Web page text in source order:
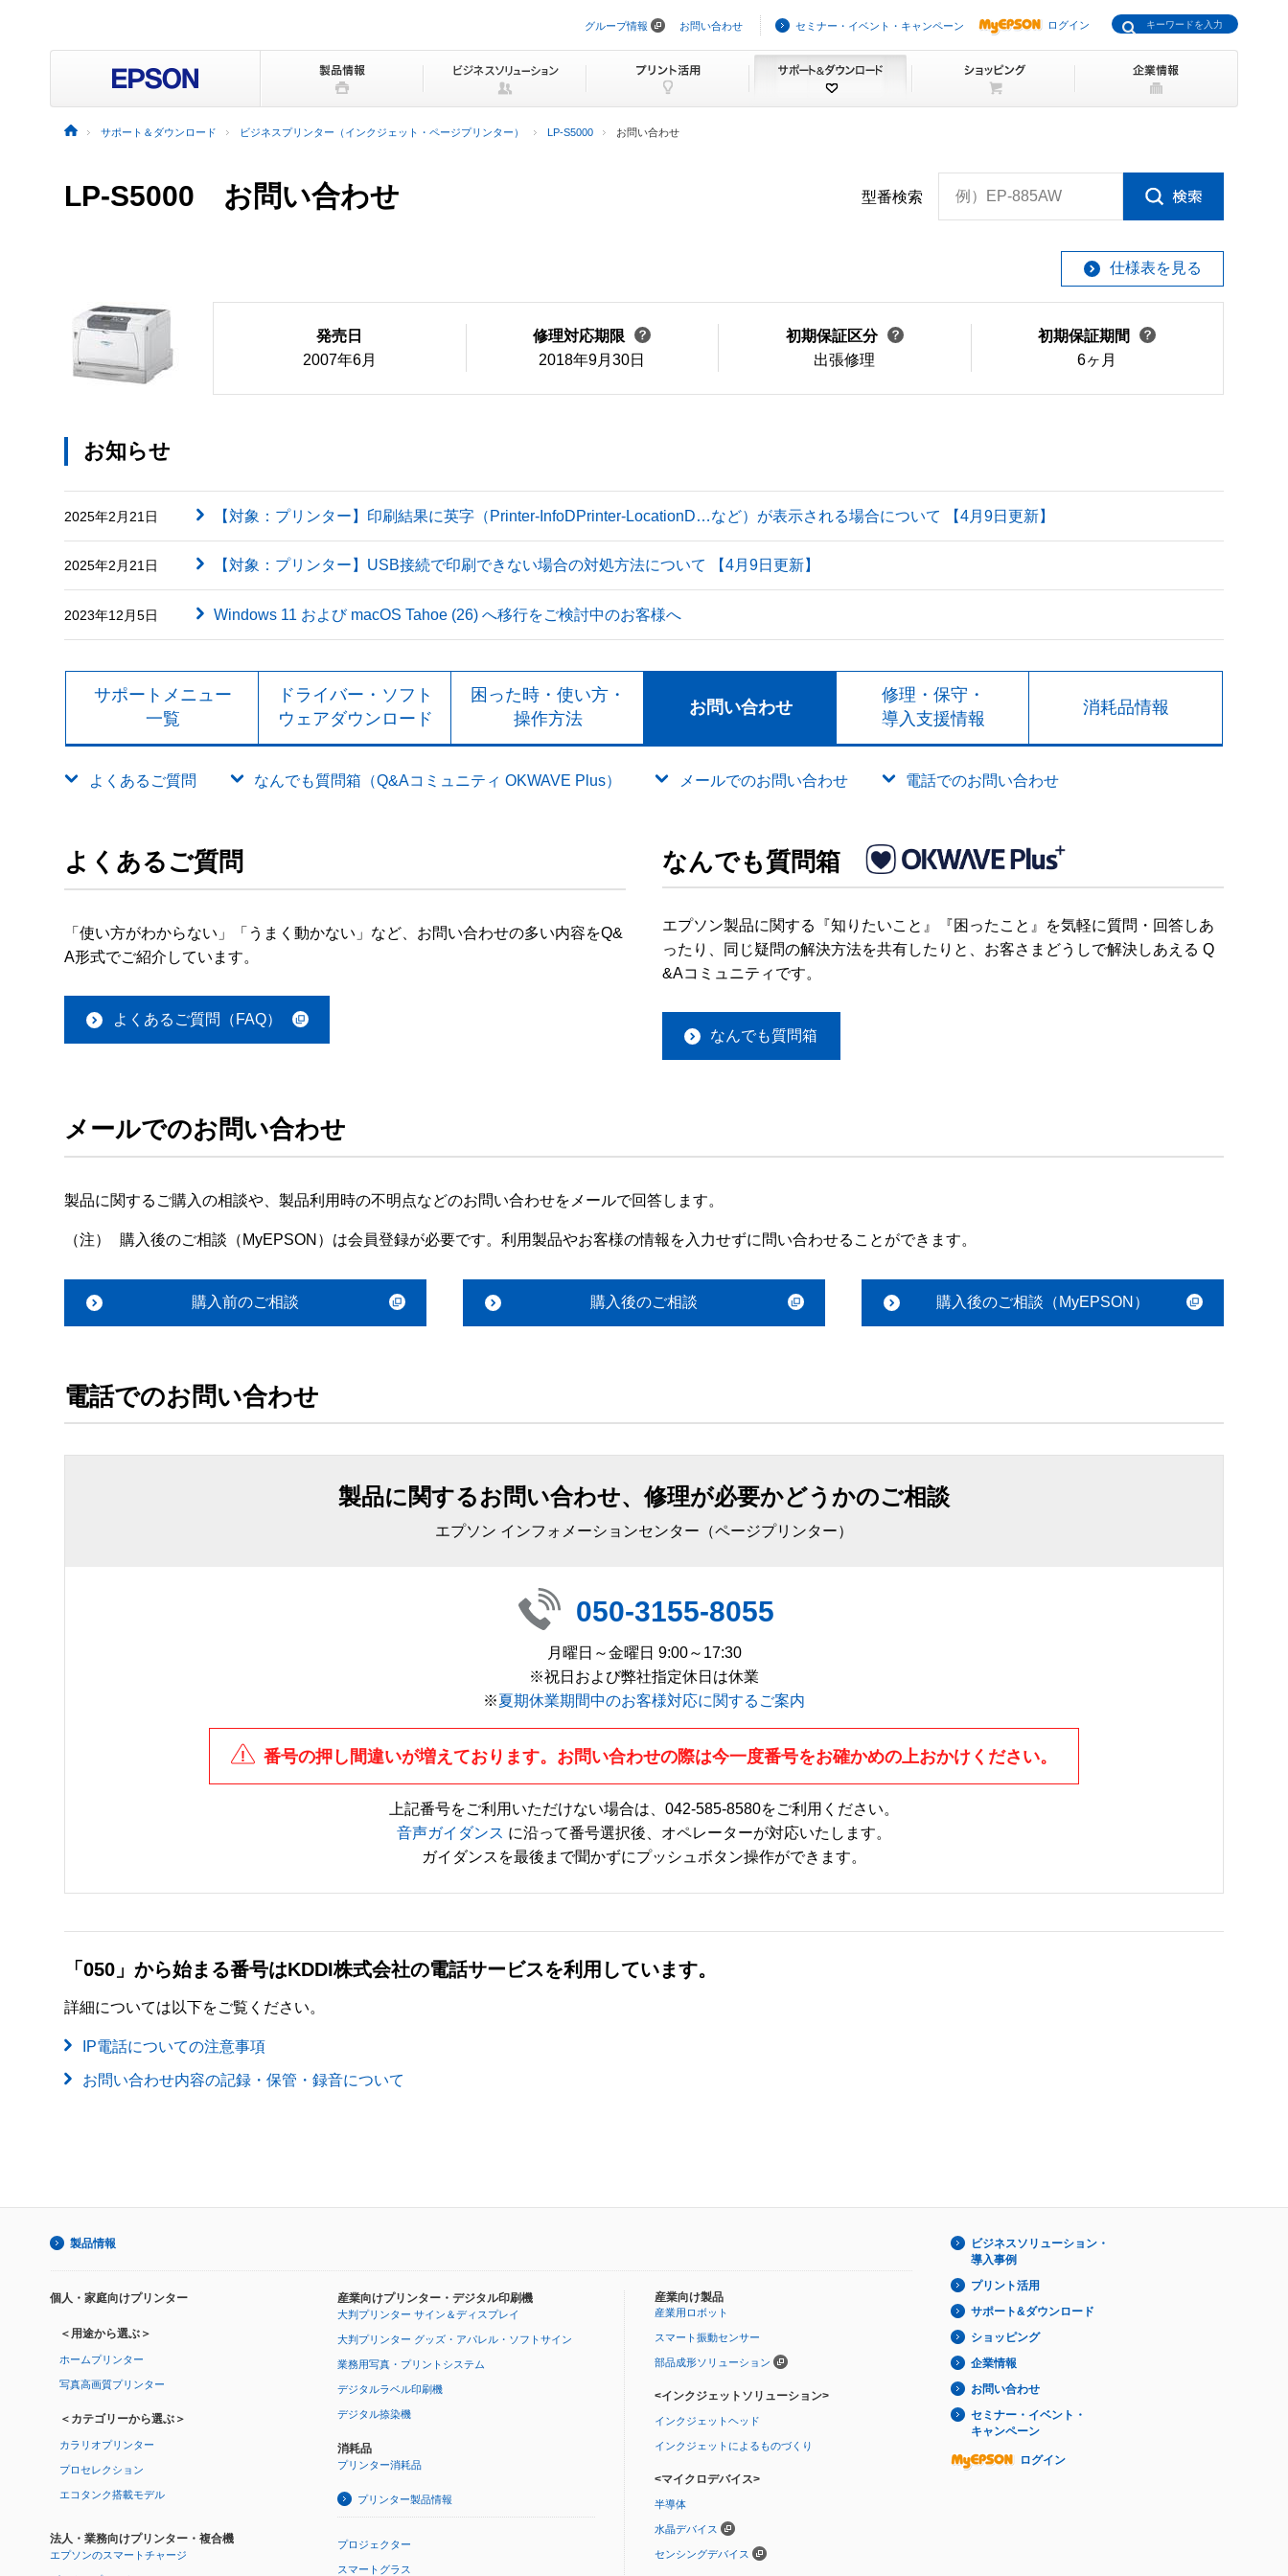
ビ
ョ
グループ情報 お問い合わせ セミナー・イベント・キャンペーン ログイン
サポート＆ダウンロード ビジネスプリンター（インクジェット・ページプリンター） LP-S5000 お問い合わせ
LP-S5000 お問い合わせ 型番検索 例）EP-885AW
仕様表を見る
発売日
2007年6月
修理対応期限
2018年9月30日
初期保証区分
出張修理
初期保証期間
6ヶ月
お知らせ
2025年2月21日 【対象：プリンター】印刷結果に英字（Printer-InfoDPrinter-LocationD…など）が表示される場合について 【4月9日更新】
2025年2月21日 【対象：プリンター】USB接続で印刷できない場合の対処方法について 【4月9日更新】
2023年12月5日 Windows 11 および macOS Tahoe (26) へ移行をご検討中のお客様へ
サポートメニュー
一覧
ドライバー・ソフト
ウェアダウンロード
困った時・使い方・
操作方法
お問い合わせ
修理・保守・
導入支援情報
消耗品情報
よくあるご質問 なんでも質問箱（Q&Aコミュニティ OKWAVE Plus） メールでのお問い合わせ 電話でのお問い合わせ
よくあるご質問
「使い方がわからない」「うまく動かない」など、お問い合わせの多い内容をQ&
A形式でご紹介しています。
よくあるご質問（FAQ）
なんでも質問箱
エプソン製品に関する『知りたいこと』『困ったこと』を気軽に質問・回答しあ
ったり、同じ疑問の解決方法を共有したりと、お客さまどうしで解決しあえる Q
&Aコミュニティです。
なんでも質問箱
メールでのお問い合わせ
製品に関するご購入の相談や、製品利用時の不明点などのお問い合わせをメールで回答します。
（注） 購入後のご相談（MyEPSON）は会員登録が必要です。利用製品やお客様の情報を入力せずに問い合わせることができます。
購入前のご相談 購入後のご相談 購入後のご相談（MyEPSON）
電話でのお問い合わせ
製品に関するお問い合わせ、修理が必要かどうかのご相談
エプソン インフォメーションセンター（ページプリンター）
050-3155-8055
月曜日～金曜日 9:00～17:30
※祝日および弊社指定休日は休業
※夏期休業期間中のお客様対応に関するご案内
番号の押し間違いが増えております。お問い合わせの際は今一度番号をお確かめの上おかけください。
上記番号をご利用いただけない場合は、 042-585-8580をご利用ください。
音声ガイダンス に沿って番号選択後、オペレーターが対応いたします。
ガイダンスを最後まで聞かずにプッシュボタン操作ができます。
「050」から始まる番号はKDDI株式会社の電話サービスを利用しています。
詳細については以下をご覧ください。
IP電話についての注意事項
お問い合わせ内容の記録・保管・録音について
製品情報
個人・家庭向けプリンター
＜用途から選ぶ＞
ホームプリンター
写真高画質プリンター
＜カテゴリーから選ぶ＞
カラリオプリンター
プロセレクション
エコタンク搭載モデル
法人・業務向けプリンター・複合機
エプソンのスマートチャージ
産業向けプリンター・デジタル印刷機
大判プリンター サイン＆ディスプレイ
大判プリンター グッズ・アパレル・ソフトサイン
業務用写真・プリントシステム
デジタルラベル印刷機
デジタル捺染機
消耗品
プリンター消耗品
プリンター製品情報
プロジェクター
スマートグラス
産業向け製品
産業用ロボット
スマート振動センサー
部品成形ソリューション
<インクジェットソリューション>
インクジェットヘッド
インクジェットによるものづくり
<マイクロデバイス>
半導体
水晶デバイス
センシングデバイス
ビジネスソリューション・
導入事例
プリント活用
サポート&ダウンロード
ショッピング
企業情報
お問い合わせ
セミナー・イベント・
キャンペーン
ログイン